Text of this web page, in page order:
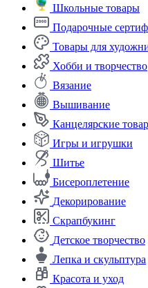
Школьные товары
Подарочные
Товары для
Хобби и творчество
Вязание
Вышивание
Канцелярские
Игры и игрушки
Шитье
Бисероплетение
Декорирование
Скрапбукинг
Детское творчество
Лепка и скульптура
Красота и уход